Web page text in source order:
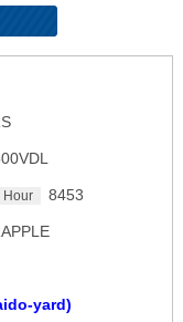
Hour 8453
yard)